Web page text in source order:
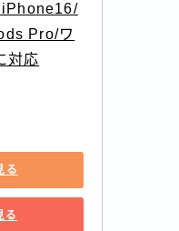
iPhone16/
Pro/ワ
対応
る
る